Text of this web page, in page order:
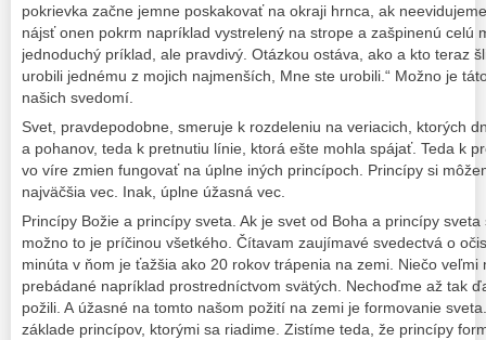
pokrievka začne jemne poskakovať na okraji hrnca, ak
nájsť onen pokrm napríklad vystrelený na strope a zašpinenú celú
jednoduchý príklad, ale pravdivý. Otázkou ostáva, ako a kto teraz
urobili jednému z mojich najmenších, Mne ste urobili.“ Možno je
našich svedomí.
Svet, pravdepodobne, smeruje k rozdeleniu na veriacich, ktorých
a pohanov, teda k pretnutiu línie, ktorá ešte mohla spájať. Teda k
vo víre zmien fungovať na úplne iných princípoch. Princípy si
najväčšia vec. Inak, úplne úžasná vec.
Princípy Božie a princípy sveta. Ak je svet od Boha a princípy
možno to je príčinou všetkého. Čítavam zaujímavé svedectvá o
minúta v ňom je ťažšia ako 20 rokov trápenia na zemi. Niečo veľmi
prebádané napríklad prostredníctvom svätých. Nechoďme až tak
požili. A úžasné na tomto našom požití na zemi je formovanie
základe princípov, ktorými sa riadime. Zistíme teda, že princípy